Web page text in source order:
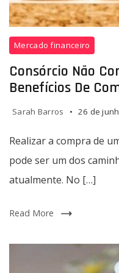
Realizar
a
compra
de
um
consórcio
contemplado
pode
ser
um
caminhos
a
Mercado financeiro
Consórcio Não
Benefícios De
Sarah Barros 26 de
Realizar a compra de
pode ser um dos
atualmente. No […]
Read More